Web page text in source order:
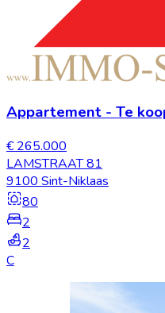
Appartement - Te
€ 265.000
LAMSTRAAT 81
9100 Sint-Niklaas
80
2
2
C